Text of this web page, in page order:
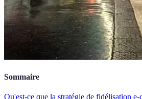
Sommaire
Qu'est-ce que la stratégie de fidélisation e-